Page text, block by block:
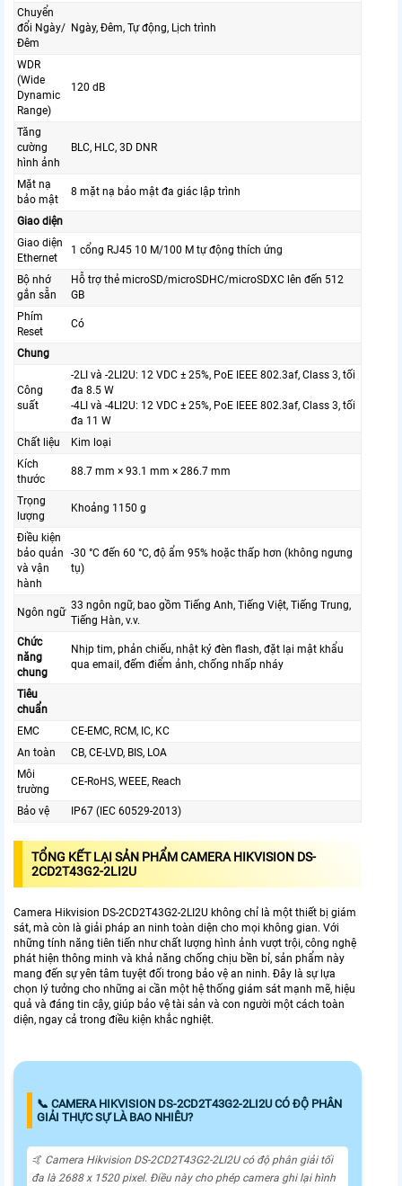
Chuyển
đổi Ngày/
Đêm
Ngày, Đêm, Tự động, Lịch trình
WDR
(Wide
Dynamic
Range)
120 dB
Tăng
cường
hình ảnh
BLC, HLC, 3D DNR
Mặt nạ
bảo mật
8 mặt nạ bảo mật đa giác lập trình
Giao diện
Giao diện
Ethernet
1 cổng RJ45 10 M/100 M tự động thích ứng
Bộ nhớ
gắn sẵn
Hỗ trợ thẻ microSD/microSDHC/microSDXC lên đến 512
GB
Phím
Reset
Có
Chung
Công
suất
-2LI và -2LI2U: 12 VDC ± 25%, PoE IEEE 802.3af, Class 3, tối
đa 8.5 W
-4LI và -4LI2U: 12 VDC ± 25%, PoE IEEE 802.3af, Class 3, tối
đa 11 W
Chất liệu
Kim loại
Kích
thước
88.7 mm × 93.1 mm × 286.7 mm
Trọng
lượng
Khoảng 1150 g
Điều kiện
bảo quản
và vận
hành
-30 °C đến 60 °C, độ ẩm 95% hoặc thấp hơn (không ngưng
tụ)
Ngôn ngữ
33 ngôn ngữ, bao gồm Tiếng Anh, Tiếng Việt, Tiếng Trung,
Tiếng Hàn, v.v.
Chức
năng
chung
Nhịp tim, phản chiếu, nhật ký đèn flash, đặt lại mật khẩu
qua email, đếm điểm ảnh, chống nhấp nháy
Tiêu
chuẩn
EMC
CE-EMC, RCM, IC, KC
An toàn
CB, CE-LVD, BIS, LOA
Môi
trường
CE-RoHS, WEEE, Reach
Bảo vệ IP67 (IEC 60529-2013)
TỔNG KẾT LẠI SẢN PHẨM CAMERA HIKVISION DS-
2CD2T43G2-2LI2U
Camera Hikvision DS-2CD2T43G2-2LI2U không chỉ là một thiết bị giám
sát, mà còn là giải pháp an ninh toàn diện cho mọi không gian. Với
những tính năng tiên tiến như chất lượng hình ảnh vượt trội, công nghệ
phát hiện thông minh và khả năng chống chịu bền bỉ, sản phẩm này
mang đến sự yên tâm tuyệt đối trong bảo vệ an ninh. Đây là sự lựa
chọn lý tưởng cho những ai cần một hệ thống giám sát mạnh mẽ, hiệu
quả và đáng tin cậy, giúp bảo vệ tài sản và con người một cách toàn
diện, ngay cả trong điều kiện khắc nghiệt.
📞 CAMERA HIKVISION DS-2CD2T43G2-2LI2U CÓ ĐỘ PHÂN
GIẢI THỰC SỰ LÀ BAO NHIÊU?
🤙 Camera Hikvision DS-2CD2T43G2-2LI2U có độ phân giải tối
đa là 2688 x 1520 pixel. Điều này cho phép camera ghi lại hình